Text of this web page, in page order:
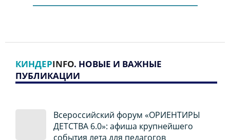
КИНДЕРINFO. НОВЫЕ И ВАЖНЫЕ
ПУБЛИКАЦИИ
Всероссийский форум «ОРИЕНТИРЫ
ДЕТСТВА 6.0»: афиша крупнейшего
события лета для педагогов